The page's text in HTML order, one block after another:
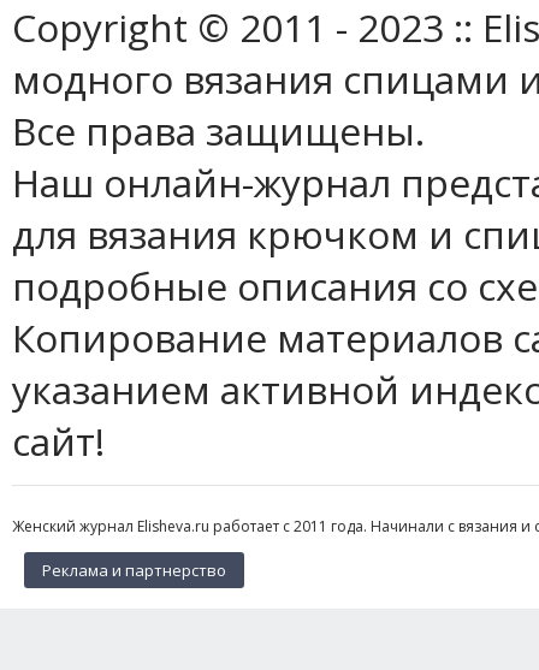
Copyright © 2011 - 2023 ::
модного вязания спицами
Все права защищены.
Наш онлайн-журнал
для вязания крючком и
подробные описания со
Копирование материалов
указанием активной
сайт!
Женский журнал Elisheva.ru работает с 2011 года. Начинали с вязания
Реклама и партнерство